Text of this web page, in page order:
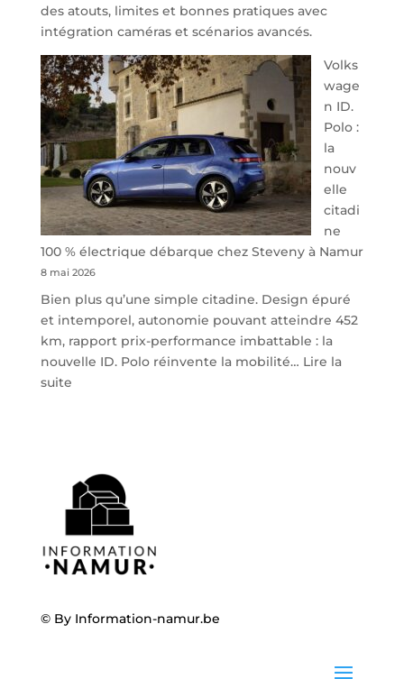
à
l’aéroport
de
Charleroi
des atouts, limites et bonnes pratiques avec
intégration caméras et scénarios avancés.
Volks
wage
n ID.
Polo :
la
nouv
elle
citadi
ne
100 % électrique débarque chez Steveny à Namur
8 mai 2026
Bien plus qu’une simple citadine. Design épuré
et intemporel, autonomie pouvant atteindre 452
km, rapport prix-performance imbattable : la
nouvelle ID. Polo réinvente la mobilité… Lire la
suite:
la
nouvelle
citadine
100
%
débarque
© By Information-namur.be